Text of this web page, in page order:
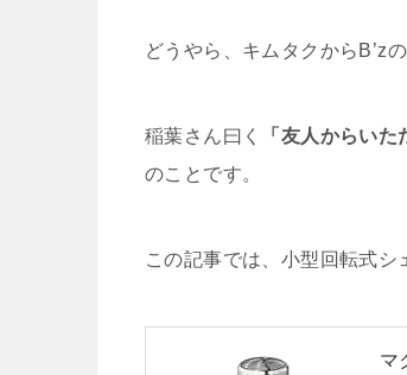
どうやら、キムタクからB’z
稲葉さん曰く 「友人からい
のことです。
この記事では、小型回転式シ
マ